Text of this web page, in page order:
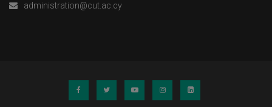
administration@cut.ac.cy